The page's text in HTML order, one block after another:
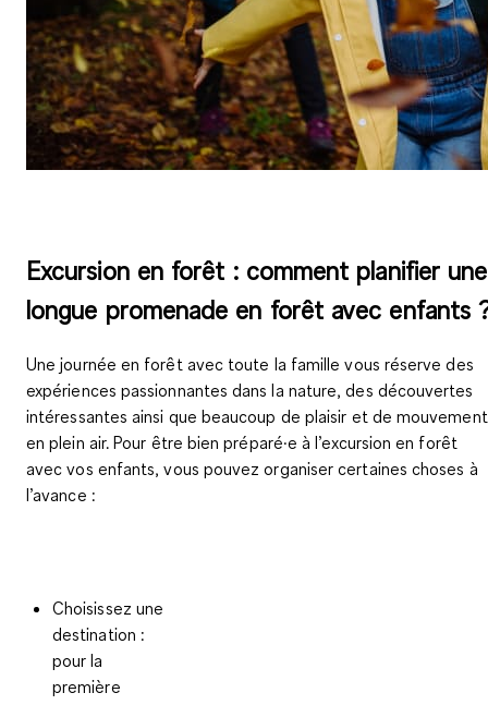
Excursion en forêt : comment planifier une
longue promenade en forêt avec enfants
Une journée en forêt avec toute la famille vous réserve des
expériences passionnantes dans la nature, des découvertes
intéressantes ainsi que beaucoup de plaisir et de mouvement
en plein air. Pour être bien préparé·e à l’excursion en forêt
avec vos enfants, vous pouvez organiser certaines choses à
l’avance :
Choisissez une
destination :
pour la
première